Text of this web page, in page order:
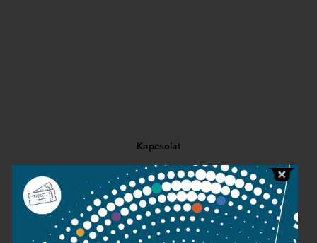
Kapcsolat
Közérdekű adatok
Sajtószoba
Adatvédelem
Impresszum